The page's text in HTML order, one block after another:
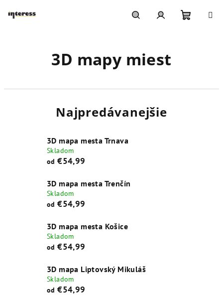
3D mapy miest
Najpredávanejšie
3D mapa mesta Trnava
Skladom
od €54,99
3D mapa mesta Trenčín
Skladom
od €54,99
3D mapa mesta Košice
Skladom
od €54,99
3D mapa Liptovský Mikuláš
Skladom
od €54,99